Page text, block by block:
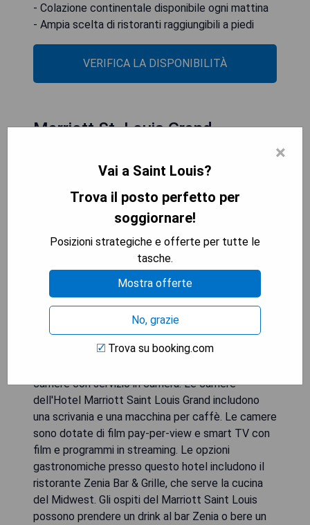
- Colazione continentale disponibile ogni mattina
- Ampia scelta di ristoranti raggiungibili a piedi
VERIFICA LA DISPONIBILITÀ
Marriott St. Louis Grand
Questo hotel nel centro di Saint Louis dista 21
chilometri dall'aeroporto internazionale di Saint
camere con servizio in camera. Le camere
dell'Hotel Marriott Saint Louis Grand includono
una scrivania e una macchina per caffè. Le camere
sono dotate di film pay-per-view e smart TV con
film e programmi in streaming. Le opzioni
gastronomiche presso questo hotel includono il
ristorante Zenia Bar & Grille, che serve la cucina
del Midwest. Gli ospiti del Marriott Saint Louis
possono prendere un drink al bar Zenia o bere un
×
Vai a Saint Louis?
Trova il posto perfetto per
soggiornare!
Posizioni strategiche e offerte per tutte le
tasche.
Mostra offerte
No, grazie
Trova su booking.com